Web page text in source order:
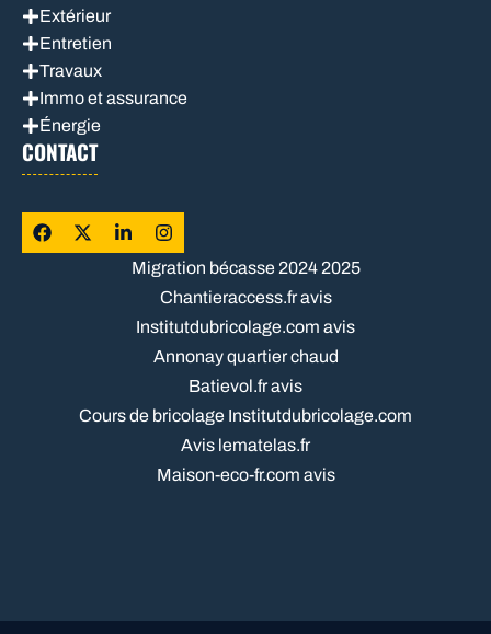
Extérieur
Entretien
Travaux
Immo et assurance
Énergie
CONTACT
Migration bécasse 2024 2025
Chantieraccess.fr avis
Institutdubricolage.com avis
Annonay quartier chaud
Batievol.fr avis
Cours de bricolage Institutdubricolage.com
Avis lematelas.fr
Maison-eco-fr.com avis